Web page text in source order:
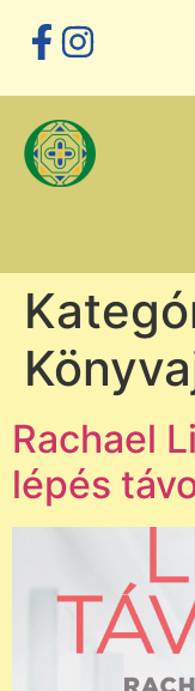
Rachael
lépés